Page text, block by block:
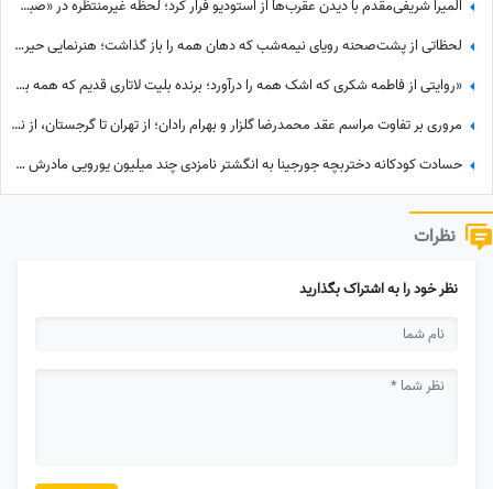
المیرا شریفی‌مقدم با دیدن عقرب‌ها از استودیو فرار کرد؛ لحظه غیرمنتظره در «صبحانه ایرانی» + ویدئو
لحظاتی از پشت‌صحنه رویای نیمه‌شب که دهان همه را باز گذاشت؛ هنرنمایی حیرت‌انگیز و جانانه روزبه حصاری بدون بدلکار!+ویدیو
«روایتی از فاطمه شکری که اشک همه را درآورد؛ برنده بلیت لاتاری قدیم که همه برده‌اش را خرج دیگران کرد، اکنون بی‌مهری می‌بیند!»
مروری بر تفاوت مراسم عقد محمدرضا گلزار و بهرام رادان؛ از تهران تا گرجستان، از نگاه عاشقانه رادان به مینا تا نگاه رو به آسمان گلزار هنگام خطبه عقد + عکس
حسادت کودکانه دختربچه جورجینا به انگشتر نامزدی چند میلیون یورویی مادرش که رونالدو به او هدیه داده بود!
نظرات
نظر خود را به اشتراک بگذارید